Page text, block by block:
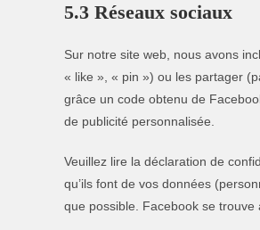
5.3 Réseaux sociaux
Sur notre site web, nous avons
« like », « pin ») ou les partager
grâce un code obtenu de
de publicité personnalisée.
Veuillez lire la déclaration de
qu’ils font de vos données
que possible. Facebook se trouve